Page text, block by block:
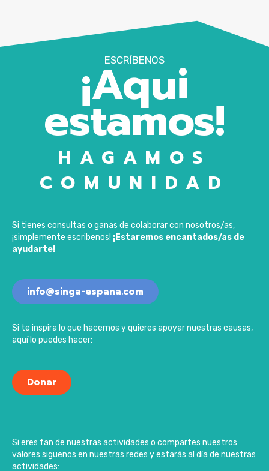
ESCRÍBENOS
¡Aqui
estamos!
HAGAMOS
COMUNIDAD
Si tienes consultas o ganas de colaborar con nosotros/as,
¡simplemente escribenos! ¡Estaremos encantados/as de
ayudarte!
info@singa-espana.com
Si te inspira lo que hacemos y quieres apoyar nuestras causas,
aquí lo puedes hacer:
Donar
Si eres fan de nuestras actividades o compartes nuestros
valores siguenos en nuestras redes y estarás al día de nuestras
actividades: